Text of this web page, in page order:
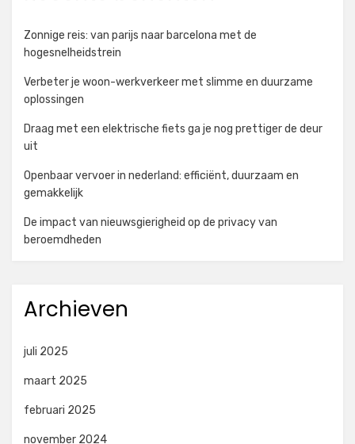
Zonnige reis: van parijs naar barcelona met de
hogesnelheidstrein
Verbeter je woon-werkverkeer met slimme en duurzame
oplossingen
Draag met een elektrische fiets ga je nog prettiger de deur
uit
Openbaar vervoer in nederland: efficiënt, duurzaam en
gemakkelijk
De impact van nieuwsgierigheid op de privacy van
beroemdheden
Archieven
juli 2025
maart 2025
februari 2025
november 2024